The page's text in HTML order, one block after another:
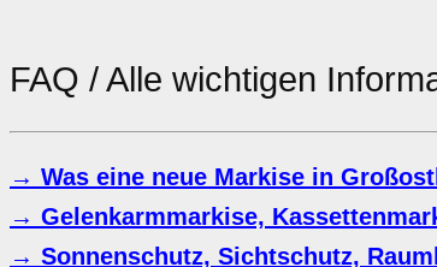
FAQ / Alle wichtigen
→ Was eine neue Markise in
→ Gelenkarmmarkise,
→ Sonnenschutz, Sichtschutz,